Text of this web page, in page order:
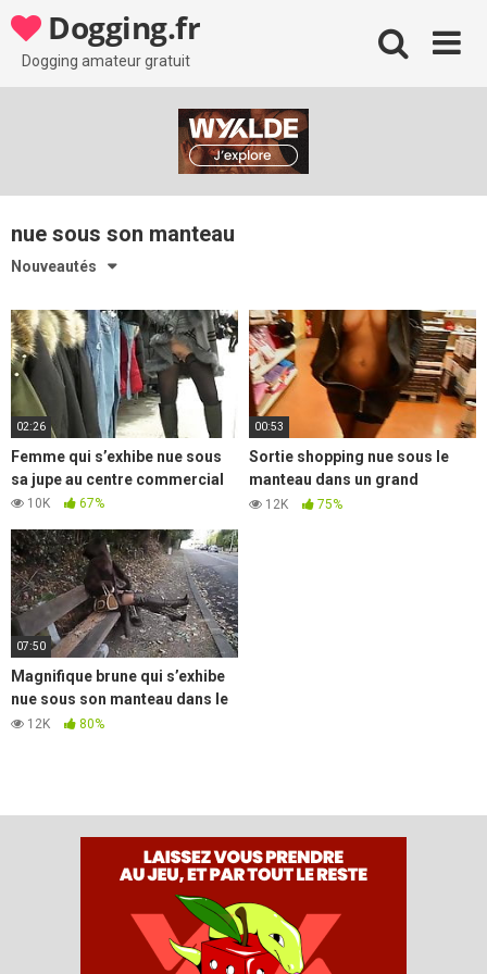
to
content
Dogging.fr
Dogging amateur gratuit
nue sous son manteau
Nouveautés
02:26
Femme qui s’exhibe nue sous
sa jupe au centre commercial
10K 67%
00:53
Sortie shopping nue sous le
manteau dans un grand
magasin
12K 75%
07:50
Magnifique brune qui s’exhibe
nue sous son manteau dans le
92 12K 80%